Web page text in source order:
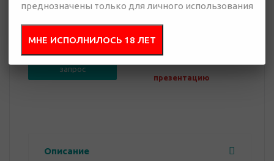
0 руб.
Нет в наличии
запрос
Добавить в
презентацию
Описание
преднозначены только для личного использования
МНЕ ИСПОЛНИЛОСЬ 18 ЛЕТ